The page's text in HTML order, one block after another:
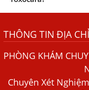
Bệnh Chàm Và
Sán
Dấu Hiệu Ngứa Da,
THÔNG TIN ĐỊA CHỈ
PHÒNG KHÁM
Chuyên Xét